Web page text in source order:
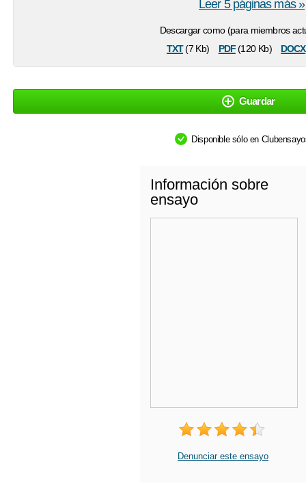
Descargar como (para miembros
txt(7 Kb) pdf(120 Kb) docx
Leer 5 páginas más »
Guardar
Disponible sólo en
Información sobre
ensayo
Denunciar este ensayo